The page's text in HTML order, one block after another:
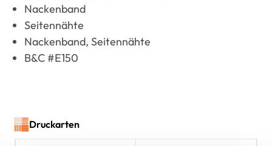
Nackenband
Seitennähte
Nackenband, Seitennähte
B&C #E150
Druckarten